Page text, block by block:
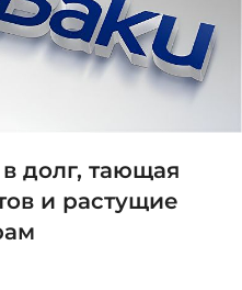
долг, тающая
и растущие